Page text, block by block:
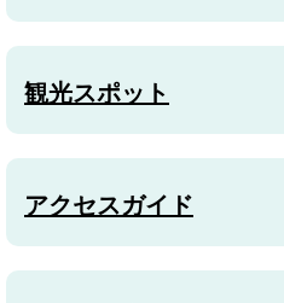
観光スポット
アクセスガイド